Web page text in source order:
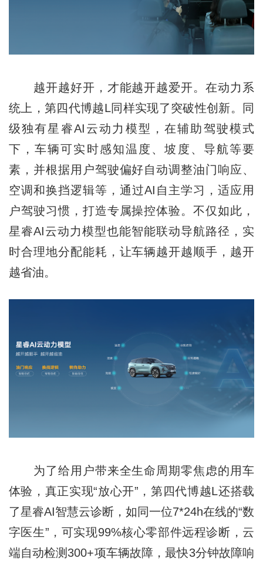
越开越好开，才能越开越爱开。在动力系
统上，第四代博越L同样实现了突破性创新。同
级独有星睿AI云动力模型，在辅助驾驶模式
下，车辆可实时感知温度、坡度、导航等要
素，并根据用户驾驶偏好自动调整油门响应、
空调和换挡逻辑等，通过AI自主学习，适应用
户驾驶习惯，打造专属操控体验。不仅如此，
星睿AI云动力模型也能智能联动导航路径，实
时合理地分配能耗，让车辆越开越顺手，越开
越省油。
为了给用户带来全生命周期零焦虑的用车
体验，真正实现“放心开”，第四代博越L还搭载
了星睿AI智慧云诊断，如同一位7*24h在线的“数
字医生”，可实现99%核心零部件远程诊断，云
端自动检测300+项车辆故障，最快3分钟故障响